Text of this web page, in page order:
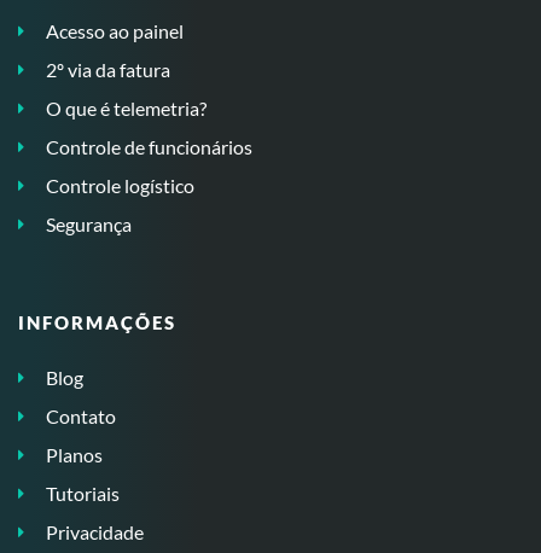
Acesso ao painel
2º via da fatura
O que é telemetria?
Controle de funcionários
Controle logístico
Segurança
INFORMAÇÕES
Blog
Contato
Planos
Tutoriais
Privacidade